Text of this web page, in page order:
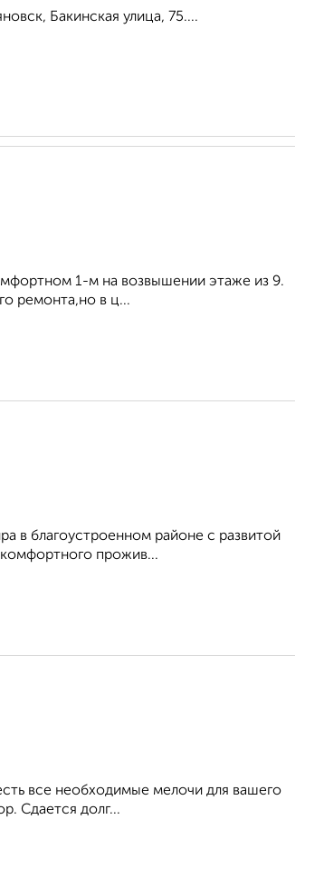
Бакинская улица, 75....
1-м на возвышении этаже из 9.
ремонта,но в ц...
в благоустроенном районе с развитой
прожив...
все необходимые мелочи для вашего
Сдается долг...